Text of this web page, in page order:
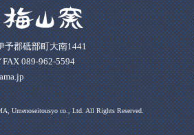
予郡砥部町大南1441
089-962-5594
Umenoseitousyo co., Ltd. All Rights Reserved.